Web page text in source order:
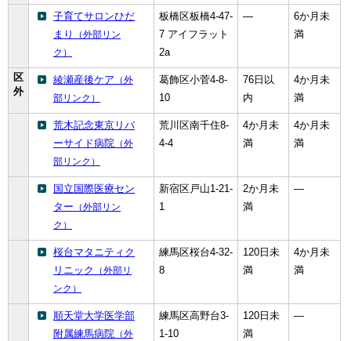
子育てサロンひだ
まり
（外部リン
ク）
板橋区板橋4-47-
7 アイフラット
2a
―
6か月未
満
区
外
綾瀬産後ケア （外
部リンク）
葛飾区小菅4-8-
10
76日以
内
4か月未
満
荒木記念東京リバ
ーサイド病院 （外
部リンク）
荒川区南千住8-
4-4
4か月未
満
4か月未
満
国立国際医療セン
ター （外部リン
ク）
新宿区戸山1-21-
1
2か月未
満
―
桜台マタニティク
リニック
（外部リ
ンク）
練馬区桜台4-32-
8
120日未
満
4か月未
満
順天堂大学医学部
附属練馬病院 （外
練馬区高野台3-
1-10
120日未
満
―